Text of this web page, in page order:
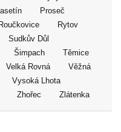
Proseč
Roučkovice
Rytov
Sudkův Důl
Šimpach
Těmice
Velká Rovná
Věžná
Vysoká Lhota
Zhořec Zlátenka